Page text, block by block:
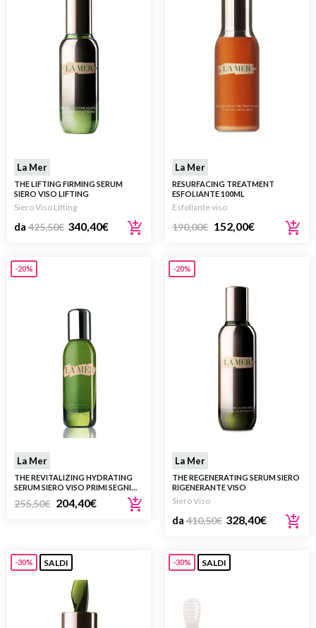
La Mer
THE LIFTING FIRMING SERUM
SIERO VISO LIFTING
Siero Viso Lifting
da 425,50€ 340,40€
La Mer
RESURFACING TREATMENT
ESFOLIANTE 100ML
Esfoliante viso
190,00€ 152,00€
-20%
La Mer
THE REVITALIZING HYDRATING
SERUM SIERO VISO PRIMI SEGNI
255,50€ 204,40€
-20%
La Mer
THE REGENERATING SERUM SIERO
RIGENERANTE VISO
Siero Viso
da 410,50€ 328,40€
-30% SALDI -30% SALDI